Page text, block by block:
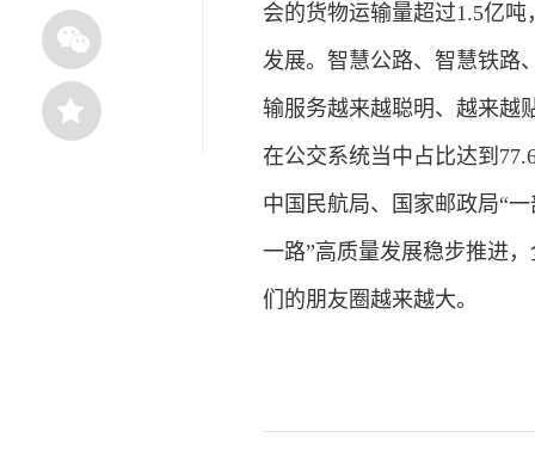
会的货物运输量超过1.5亿
发展。智慧公路、智慧铁路
输服务越来越聪明、越来越
在公交系统当中占比达到
中国民航局、国家邮政局“
一路”高质量发展稳步推进
们的朋友圈越来越大。